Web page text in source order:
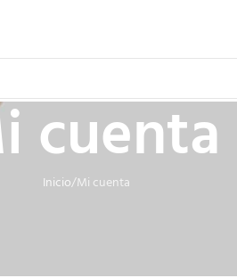
cuenta
Inicio Mi cuenta